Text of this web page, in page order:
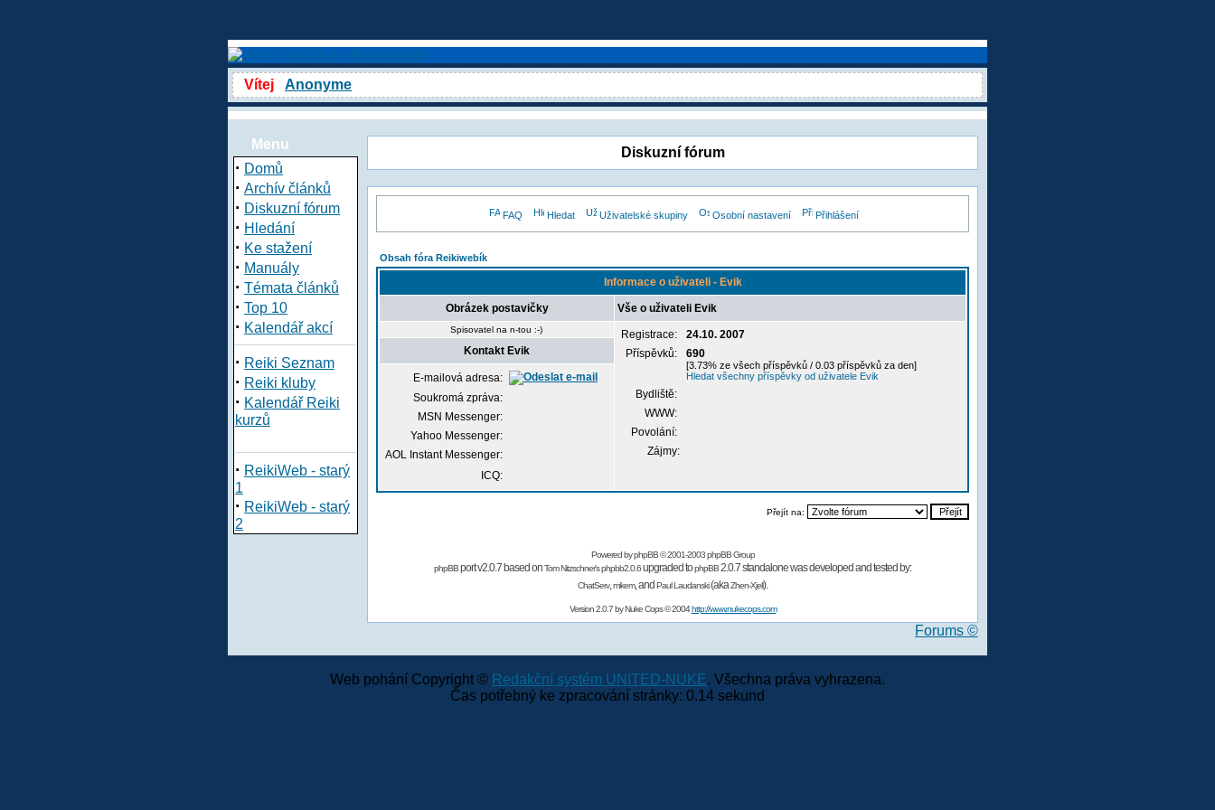
Vítej Anonyme
Menu
· Domů
· Archív článků
· Diskuzní fórum
· Hledání
· Ke stažení
· Manuály
· Témata článků
· Top 10
· Kalendář akcí
· Reiki Seznam
· Reiki kluby
· Kalendář Reiki
kurzů
· ReikiWeb - starý
1
· ReikiWeb - starý
2
Diskuzní fórum
FAQ Hledat Uživatelské skupiny Osobní nastavení Přihlášení
Obsah fóra Reikiwebík
Informace o uživateli - Evik
Obrázek postavičky Vše o uživateli Evik
Spisovatel na n-tou :-) Registrace:
24.10. 2007
Příspěvků:
690
[3.73% ze všech příspěvků / 0.03 příspěvků za den]
Hledat všechny příspěvky od uživatele Evik
Bydliště:
WWW:
Povolání:
Zájmy:
Kontakt Evik
E-mailová adresa:
Soukromá zpráva:
MSN Messenger:
Yahoo Messenger:
AOL Instant Messenger:
ICQ:
Přejít na:
Powered byphpBB© 2001-2003 phpBB Group
phpBBport v2.0.7 based onTom Nitzschner'sphpbb2.0.6upgraded tophpBB2.0.7 standalone was developed and tested by:
ChatServ,mikem,and Paul Laudanski(akaZhen-Xjell).
Version 2.0.7 byNuke Cops© 2004http://www.nukecops.com
Forums ©
Web pohání Copyright © Redakční systém UNITED-NUKE. Všechna práva vyhrazena.
Čas potřebný ke zpracování stránky: 0.14 sekund